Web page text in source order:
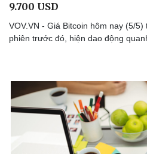
9.700 USD
VOV.VN - Giá Bitcoin hôm nay (5/
phiên trước đó, hiện dao động